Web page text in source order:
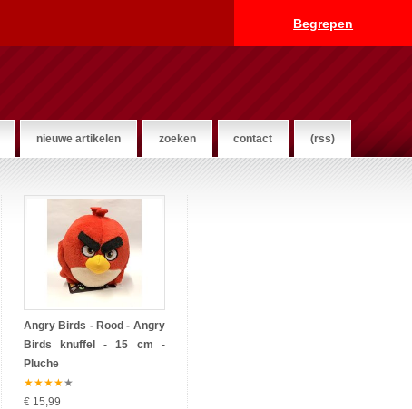
Begrepen
nieuwe artikelen zoeken contact (rss)
Angry Birds - Rood - Angry
Birds knuffel - 15 cm -
Pluche
★★★★★
€ 15,99